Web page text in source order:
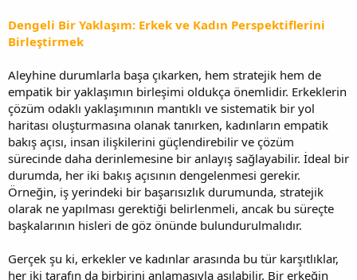
Dengeli Bir Yaklaşım: Erkek ve Kadın Perspektiflerini
Birleştirmek
Aleyhine durumlarla başa çıkarken, hem stratejik hem de
empatik bir yaklaşımın birleşimi oldukça önemlidir. Erkeklerin
çözüm odaklı yaklaşımının mantıklı ve sistematik bir yol
haritası oluşturmasına olanak tanırken, kadınların empatik
bakış açısı, insan ilişkilerini güçlendirebilir ve çözüm
sürecinde daha derinlemesine bir anlayış sağlayabilir. İdeal bir
durumda, her iki bakış açısının dengelenmesi gerekir.
Örneğin, iş yerindeki bir başarısızlık durumunda, stratejik
olarak ne yapılması gerektiği belirlenmeli, ancak bu süreçte
başkalarının hisleri de göz önünde bulundurulmalıdır.
Gerçek şu ki, erkekler ve kadınlar arasında bu tür karşıtlıklar,
her iki tarafın da birbirini anlamasıyla aşılabilir. Bir erkeğin